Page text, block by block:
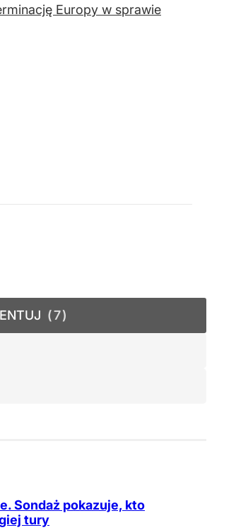
Europy w sprawie
7
Sondaż pokazuje, kto
tury